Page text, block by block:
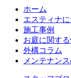
ホーム
エスティナ
施工事例
お庭に関する
外構コラム
メンテナン